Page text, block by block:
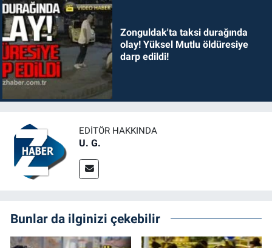
Zonguldak'ta taksi durağında
olay! Yüksel Mutlu öldüresiye
darp edildi!
EDITÖR HAKKINDA
U. G.
Bunlar da ilginizi çekebilir